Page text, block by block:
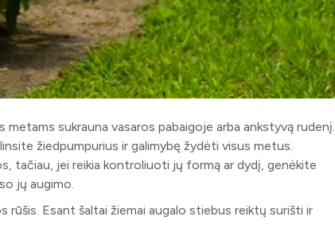
sukrauna vasaros pabaigoje arba ankstyvą rudenį.
žiedpumpurius ir galimybę žydėti visus metus.
tačiau, jei reikia kontroliuoti jų formą ar dydį, genėkite
jų augimo.
rūšis. Esant šaltai žiemai augalo stiebus reiktų surišti ir